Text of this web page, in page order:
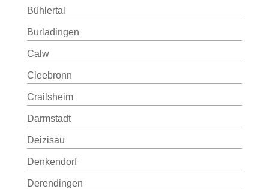
Bühlertal
Burladingen
Calw
Cleebronn
Crailsheim
Darmstadt
Deizisau
Denkendorf
Derendingen